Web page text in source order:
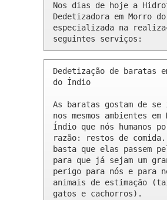
Nos dias de hoje a
Dedetizadora em Morro
especializada na
seguintes serviços:
Dedetização de baratas
do Índio
As baratas gostam de
nos mesmos ambientes em
Índio que nós humanos
razão: restos de comida.
basta que elas passem
para que já sejam um
perigo para nós e para
animais de estimação
gatos e cachorros).